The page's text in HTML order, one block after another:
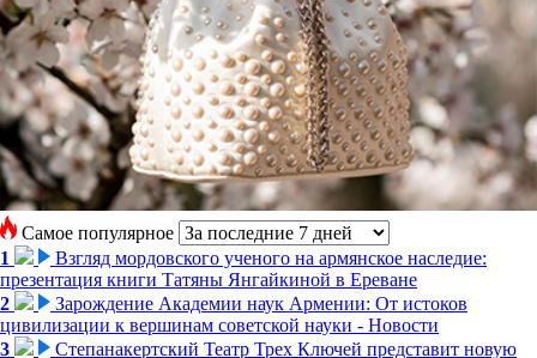
Самое популярное
1
Взгляд мордовского ученого на армянское наследие:
презентация книги Татяны Янгайкиной в Ереване
2
Зарождение Академии наук Армении: От истоков
цивилизации к вершинам советской науки - Новости
3
Степанакертский Театр Трех Ключей представит новую